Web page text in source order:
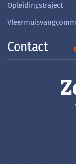
Opleidingstraject
Contact